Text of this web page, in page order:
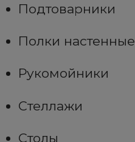
Подтоварники
Полки настенные
Рукомойники
Стеллажи
Столы